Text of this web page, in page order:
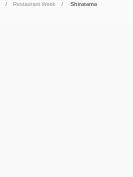
Restaurant Week Shiratama